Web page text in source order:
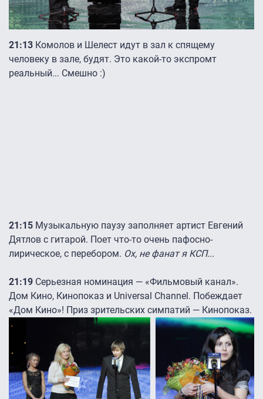
21:13 Комолов и Шелест идут в зал к спящему
человеку в зале, будят. Это какой-то экспромт
реальный... Смешно :)
21:15 Музыкальную паузу заполняет артист Евгений
Дятлов с гитарой. Поет что-то очень пафосно-
лирическое, с перебором. Ох, не фанат я КСП...
21:19 Серьезная номинация — «Фильмовый канал».
Дом Кино, Кинопоказ и Universal Channel. Побеждает
«Дом Кино»! Приз зрительских симпатий — Кинопоказ.